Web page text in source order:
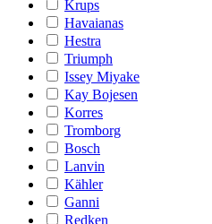
Krups
Havaianas
Hestra
Triumph
Issey Miyake
Kay Bojesen
Korres
Tromborg
Bosch
Lanvin
Kähler
Ganni
Redken